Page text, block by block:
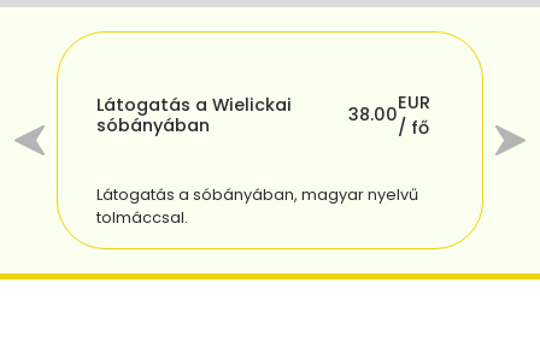
Látogatás a Wielickai
sóbányában
38.00
EUR
/ fő
Látogatás a sóbányában, magyar nyelvű